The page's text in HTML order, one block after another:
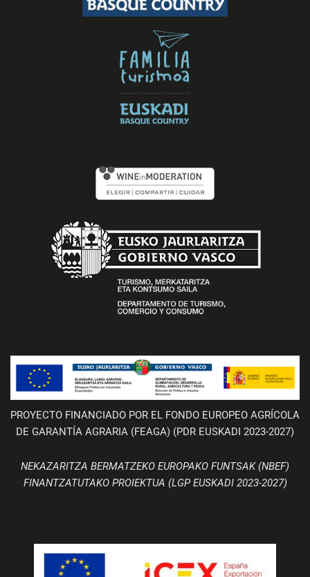
PROYECTO FINANCIADO POR EL FONDO EUROPEO AGRÍCOLA
DE GARANTÍA AGRARIA (FEAGA) (PDR EUSKADI 2023-2027)
NEKAZARITZA BERMATZEKO EUROPAKO FUNTSAK (NBEF)
FINANTZATUTAKO PROIEKTUA (LGP EUSKADI 2023-2027)